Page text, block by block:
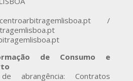
/
de Consumo e
abrangência: Contratos